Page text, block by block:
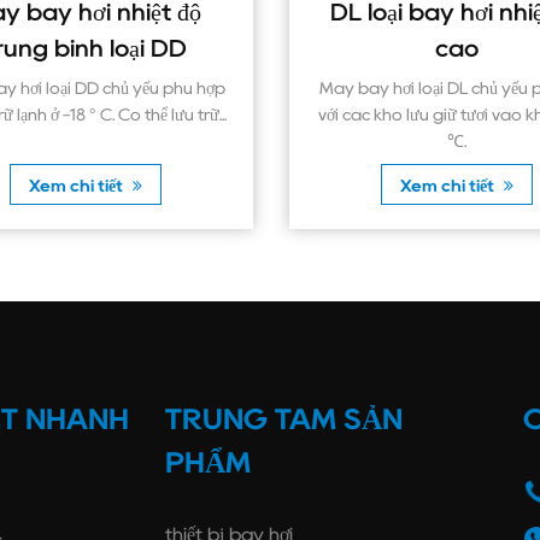
hợp
trữ...
DL loại bay hơi nhiệt độ
Máy bay hơi loại DL chủ yếu phù hợp
với các kho lưu giữ tươi vào khoảng 0
U
NHANH
TRUNG TÂM SẢN
PHẨM
thiết bị bay hơi